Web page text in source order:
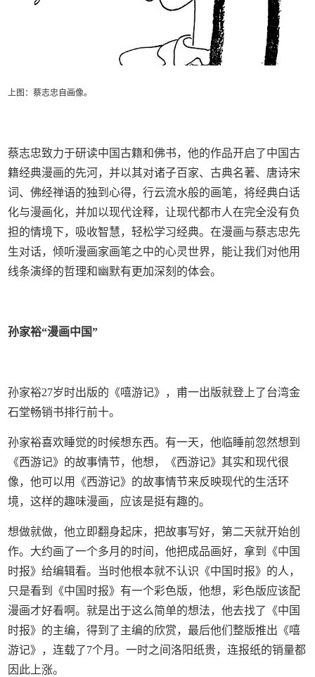
上图：蔡志忠自画像。
蔡志忠致力于研读中国古籍和佛书，他的作品开启了中国古
籍经典漫画的先河，并以其对诸子百家、古典名著、唐诗宋
词、佛经禅语的独到心得，行云流水般的画笔，将经典白话
化与漫画化，并加以现代诠释，让现代都市人在完全没有负
担的情境下，吸收智慧，轻松学习经典。在漫画与蔡志忠先
生对话，倾听漫画家画笔之中的心灵世界，能让我们对他用
线条演绎的哲理和幽默有更加深刻的体会。
孙家裕“漫画中国”
孙家裕27岁时出版的《嘻游记》，甫一出版就登上了台湾金
石堂畅销书排行前十。
孙家裕喜欢睡觉的时候想东西。有一天，他临睡前忽然想到
《西游记》的故事情节，他想，《西游记》其实和现代很
像，他可以用《西游记》的故事情节来反映现代的生活环
境，这样的趣味漫画，应该是挺有趣的。
想做就做，他立即翻身起床，把故事写好，第二天就开始创
作。大约画了一个多月的时间，他把成品画好，拿到《中国
时报》给编辑看。当时他根本就不认识《中国时报》的人，
只是看到《中国时报》有一个彩色版，他想，彩色版应该配
漫画才好看啊。就是出于这么简单的想法，他去找了《中国
时报》的主编，得到了主编的欣赏，最后他们整版推出《嘻
游记》，连载了7个月。一时之间洛阳纸贵，连报纸的销量都
因此上涨。